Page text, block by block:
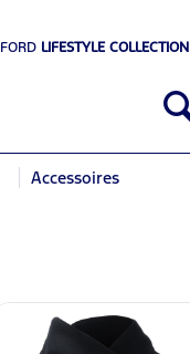
FORD LIFESTYLE COLLECTION
Accessoires